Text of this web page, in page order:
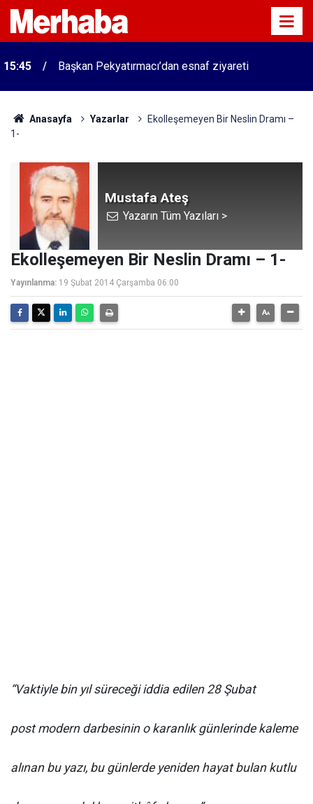
15:45 Başkan Pekyatırmacı’dan esnaf ziyareti
Anasayfa Yazarlar
Ekolleşemeyen Bir Neslin Dramı –
1-
Mustafa Ateş
Yazarın Tüm Yazıları >
Ekolleşemeyen Bir Neslin Dramı – 1-
Yayınlanma: 19 Şubat 2014 Çarşamba 06:00
“Vaktiyle bin yıl süreceği iddia edilen 28 Şubat
post modern darbesinin o karanlık günlerinde kaleme
alınan bu yazı, bu günlerde yeniden hayat bulan kutlu